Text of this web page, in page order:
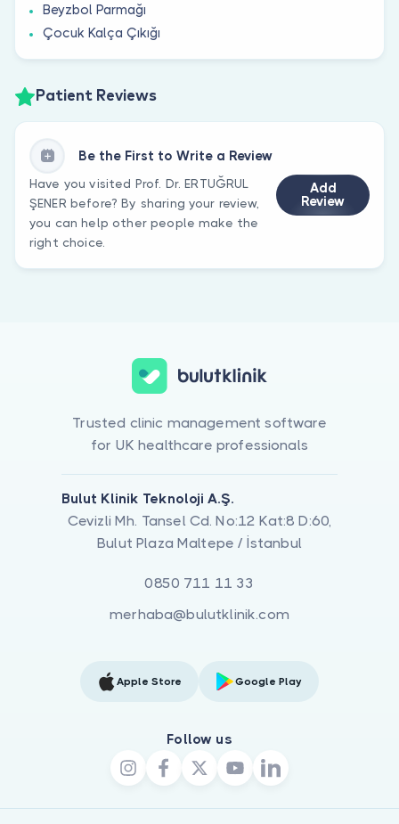
Beyzbol Parmağı
Çocuk Kalça Çıkığı
Patient Reviews
Be the First to Write a Review
Have you visited Prof. Dr. ERTUĞRUL
ŞENER before? By sharing your review,
you can help other people make the
right choice.
Add
Review
Trusted clinic management software
for UK healthcare professionals
Bulut Klinik Teknoloji A.Ş.
Cevizli Mh. Tansel Cd. No:12 Kat:8 D:60,
Bulut Plaza Maltepe / İstanbul
0850 711 11 33
merhaba@bulutklinik.com
Apple Store Google Play
Follow us